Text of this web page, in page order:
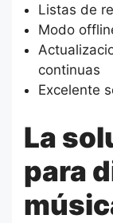
Listas de
Modo
continuas
Excelente
La
para